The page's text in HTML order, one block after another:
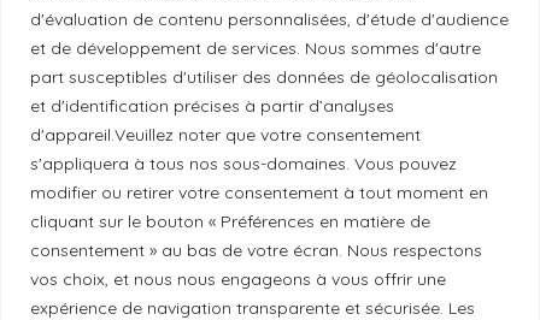
d'évaluation de contenu personnalisées, d'étude d'audience
et de développement de services. Nous sommes d'autre
part susceptibles d'utiliser des données de géolocalisation
et d'identification précises à partir d’analyses
d'appareil.Veuillez noter que votre consentement
s'appliquera à tous nos sous-domaines. Vous pouvez
modifier ou retirer votre consentement à tout moment en
cliquant sur le bouton « Préférences en matière de
consentement » au bas de votre écran. Nous respectons
vos choix, et nous nous engageons à vous offrir une
expérience de navigation transparente et sécurisée. Les
Politique de confidentialité
Principes de publication
Politique de correction
Politique de diversité